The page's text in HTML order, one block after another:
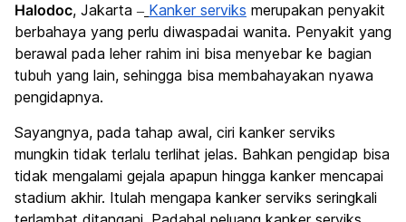
Halodoc, Jakarta – Kanker serviks merupakan penyakit
berbahaya yang perlu diwaspadai wanita. Penyakit yang
berawal pada leher rahim ini bisa menyebar ke bagian
tubuh yang lain, sehingga bisa membahayakan nyawa
pengidapnya.
Sayangnya, pada tahap awal, ciri kanker serviks
mungkin tidak terlalu terlihat jelas. Bahkan pengidap bisa
tidak mengalami gejala apapun hingga kanker mencapai
stadium akhir. Itulah mengapa kanker serviks seringkali